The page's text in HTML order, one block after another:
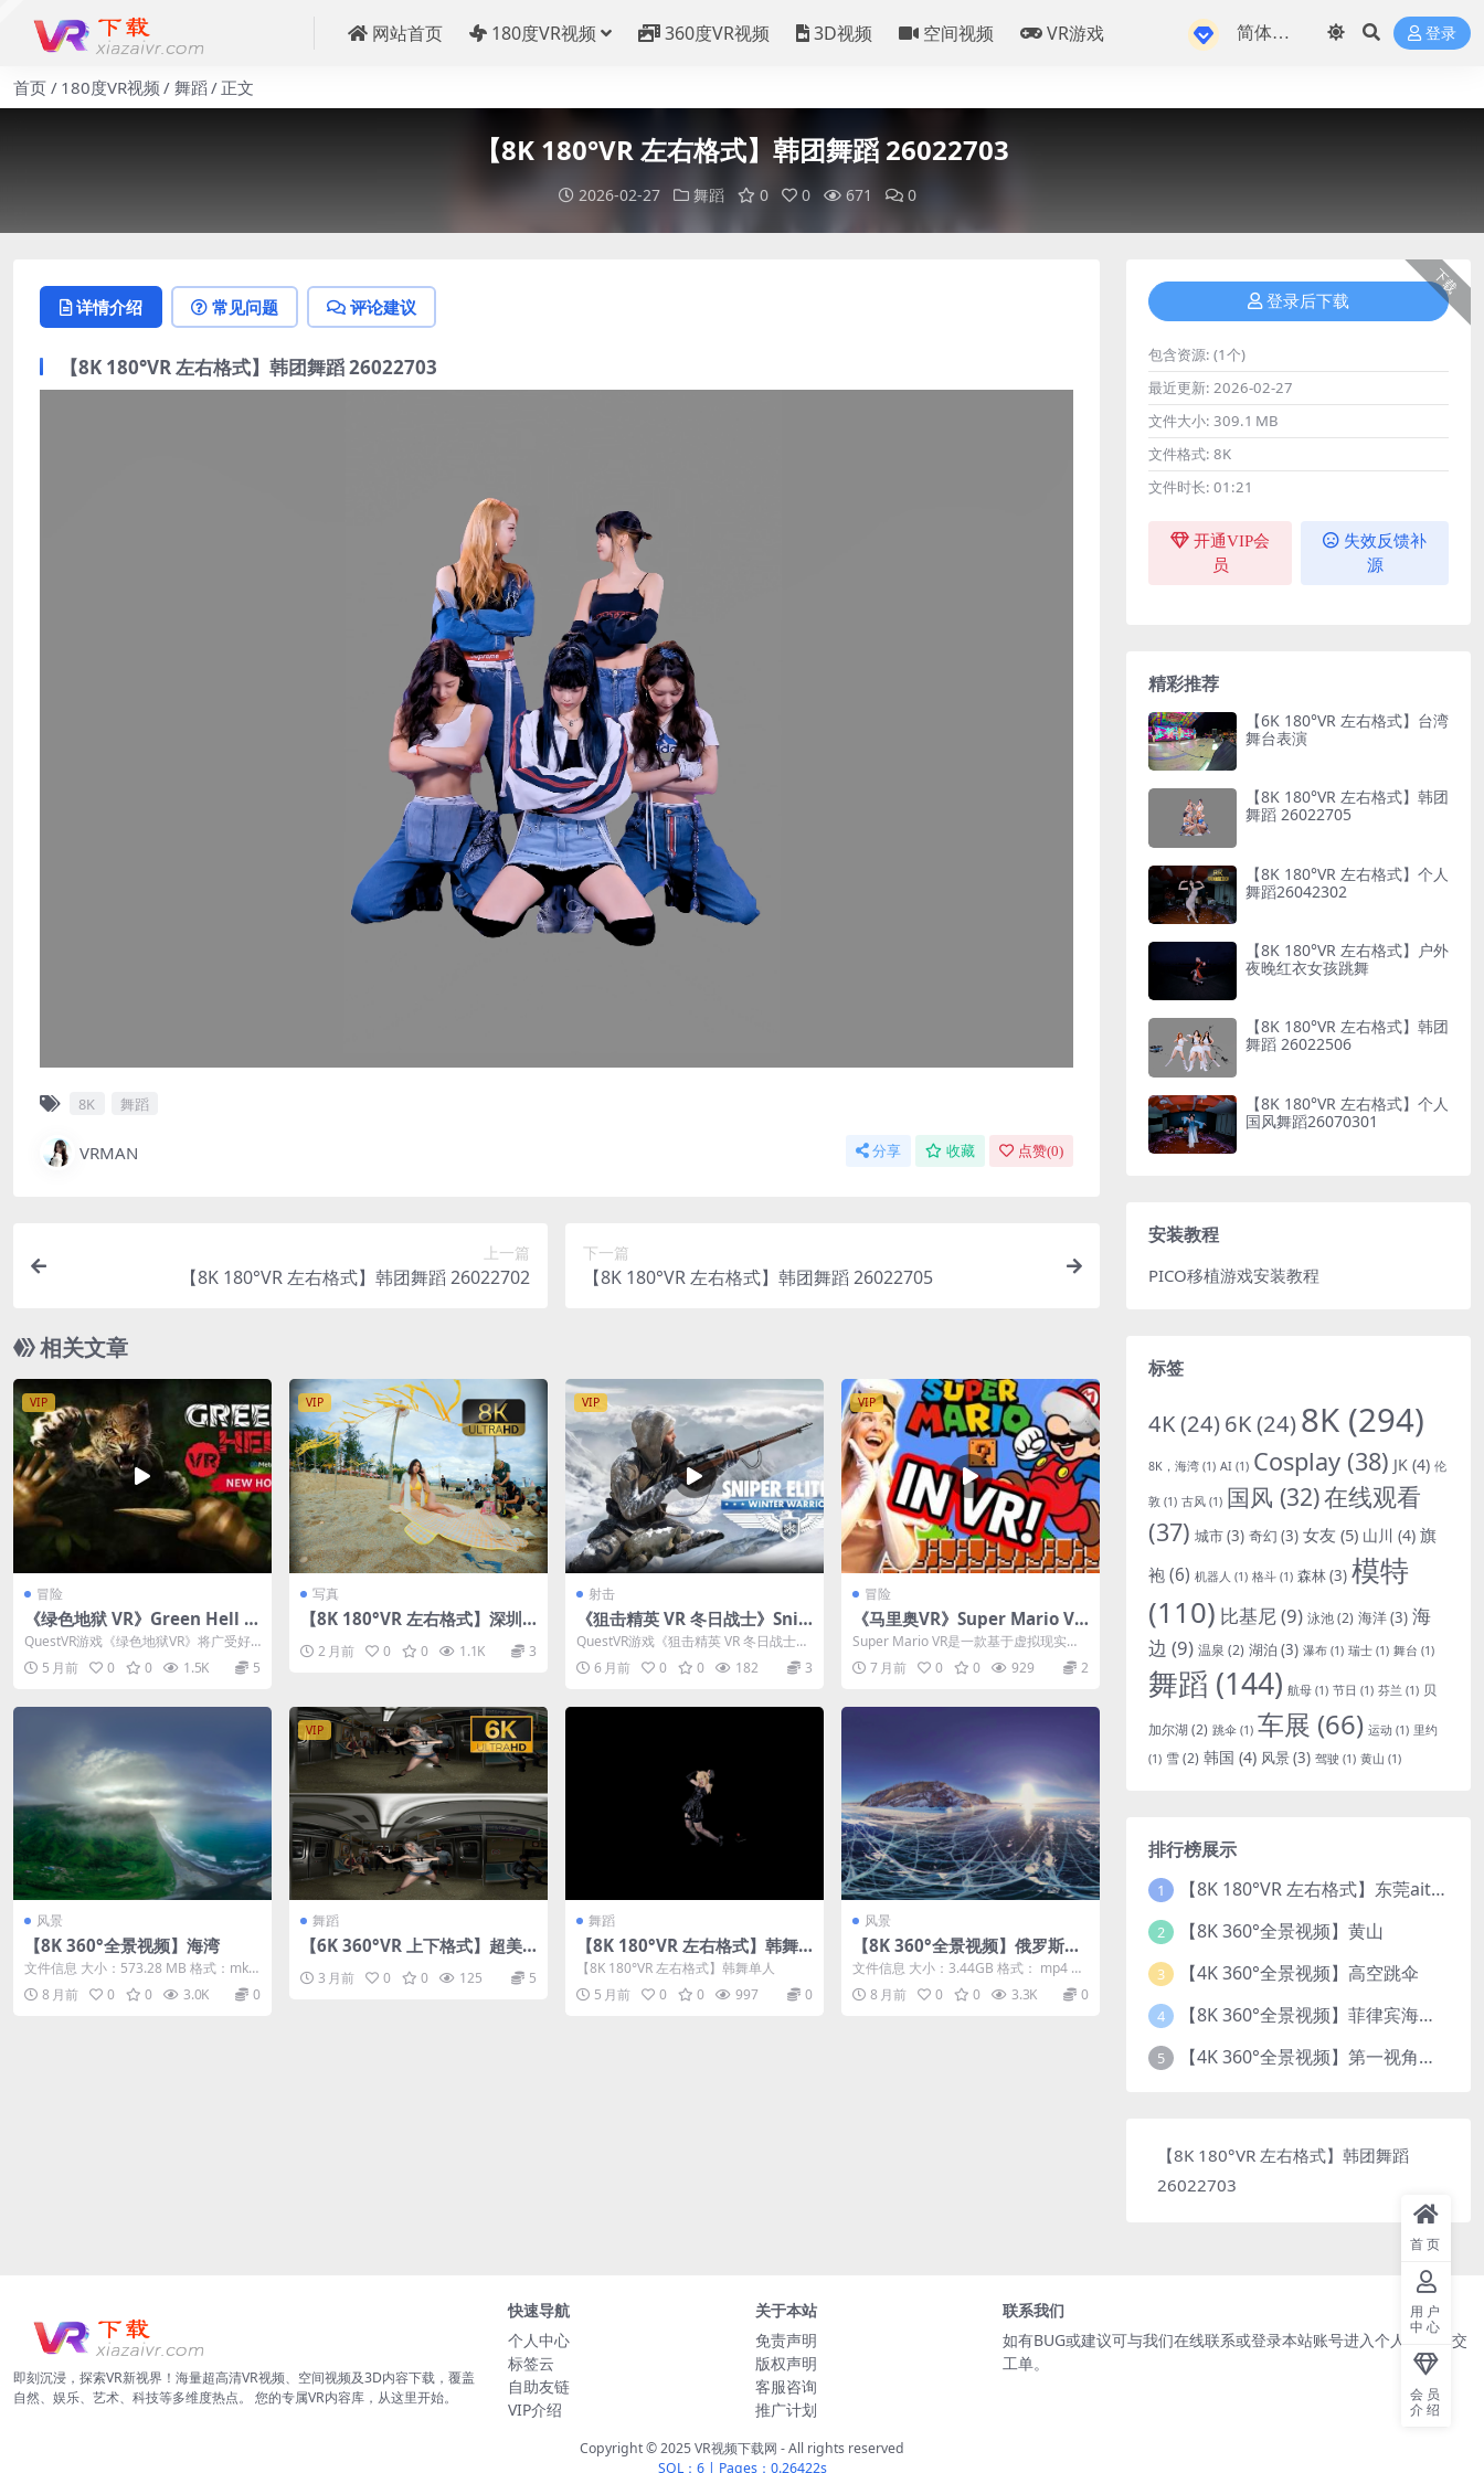
网站首页 180度VR视频 360度VR视频 3D视频 空间视频 VR游戏 登录
首页 180度VR视频 舞蹈 正文
【8K 180°VR 左右格式】韩团舞蹈 26022703
2026-02-27 舞蹈 0 0 671 0
详情介绍 常见问题 评论建议
【8K 180°VR 左右格式】韩团舞蹈 26022703
8K 舞蹈
VRMAN 分享 收藏 点赞(0)
上一篇
【8K 180°VR 左右格式】韩团舞蹈 26022702
下一篇
【8K 180°VR 左右格式】韩团舞蹈 26022705
相关文章
VIP
冒险
《绿色地狱 VR》Green Hell V
R （Quest）
QuestVR游戏《绿色地狱VR》将广受好
评的生存游戏《Green Hell》的...
5 月前 0 0 1.5K 5
VIP
写真
【8K 180°VR 左右格式】深圳
2 月前 0 0 1.1K 3
VIP
射击
《狙击精英 VR 冬日战士》Snip
er Elite VR Winter Warrior
QuestVR游戏《狙击精英 VR 冬日战士》
Sniper Elite VR W...
6 月前 0 0 182 3
VIP
冒险
《马里奥VR》Super Mario VR
v2.2
Super Mario VR是一款基于虚拟现实技
术的马里奥游戏，玩家可以穿上VR...
7 月前 0 0 929 2
风景
【8K 360°全景视频】海湾
文件信息 大小：573.28 MB 格式：mkv
时长：03:35 视频信息 色...
8 月前 0 0 3.0K 0
VIP
舞蹈
【6K 360°VR 上下格式】超美3
3 月前 0 0 125 5
舞蹈
【8K 180°VR 左右格式】韩舞
单人
【8K 180°VR 左右格式】韩舞单人
5 月前
0 0 997 0
风景
【8K 360°全景视频】俄罗斯贝
加尔湖神奇的冰
文件信息 大小：3.44GB 格式： mp4 时
长：07:36 视频信息 色彩空...
8 月前 0 0 3.3K 0
下载
登录后下载
包含资源: (1个)
最近更新: 2026-02-27
文件大小: 309.1 MB
文件格式: 8K
文件时长: 01:21
开通VIP会
员
失效反馈补
源
精彩推荐
【6K 180°VR 左右格式】台湾
舞台表演
【8K 180°VR 左右格式】韩团
舞蹈 26022705
【8K 180°VR 左右格式】个人
舞蹈26042302
【8K 180°VR 左右格式】户外
夜晚红衣女孩跳舞
【8K 180°VR 左右格式】韩团
舞蹈 26022506
【8K 180°VR 左右格式】个人
国风舞蹈26070301
安装教程
PICO移植游戏安装教程
标签
4K(24)6K(24)8K (294)
8K，海湾 (1) AI (1) Cosplay (38) JK (4) 伦
敦 (1) 古风 (1) 国风 (32)在线观看
(37) 城市(3) 奇幻 (3) 女友 (5) 山川 (4) 旗
袍(6) 机器人 (1) 格斗 (1) 森林(3) 模特
(110) 比基尼(9) 泳池(2) 海洋(3) 海
边 (9) 温泉 (2) 湖泊 (3) 瀑布 (1) 瑞士 (1) 舞台 (1)
舞蹈 (144) 航母 (1) 节日 (1) 芬兰 (1) 贝
加尔湖 (2) 跳伞 (1) 车展 (66) 运动 (1) 里约
(1) 雪(2) 韩国 (4) 风景(3) 驾驶 (1) 黄山 (1)
排行榜展示
1 【8K 180°VR 左右格式】东莞ait改装展 车模贝贝
2 【8K 360°全景视频】黄山
3 【4K 360°全景视频】高空跳伞
4 【8K 360°全景视频】菲律宾海底乐园珊瑚世界
5 【4K 360°全景视频】第一视角开飞机
【8K 180°VR 左右格式】韩团舞蹈
26022703
即刻沉浸，探索VR新视界！海量超高清VR视频、空间视频及3D内容下载，覆盖
自然、娱乐、艺术、科技等多维度热点。 您的专属VR内容库，从这里开始。
快速导航
个人中心
标签云
自助友链
VIP介绍
关于本站
免责声明
版权声明
客服咨询
推广计划
联系我们
如有BUG或建议可与我们在线联系或登录本站账号进入个人中心提交
工单。
Copyright © 2025 VR视频下载网 - All rights reserved
SQL：6| Pages：0.26422s
首页
用户
中心
会员
介绍